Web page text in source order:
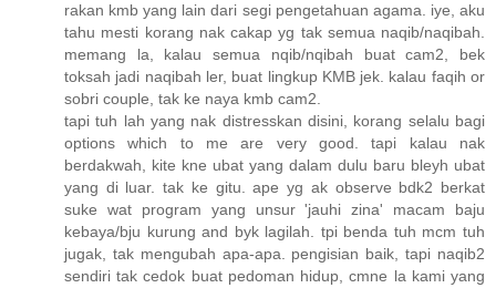
rakan kmb yang lain dari segi pengetahuan agama. iye, aku
tahu mesti korang nak cakap yg tak semua naqib/naqibah.
memang la, kalau semua nqib/nqibah buat cam2, bek
toksah jadi naqibah ler, buat lingkup KMB jek. kalau faqih or
sobri couple, tak ke naya kmb cam2.
tapi tuh lah yang nak distresskan disini, korang selalu bagi
options which to me are very good. tapi kalau nak
berdakwah, kite kne ubat yang dalam dulu baru bleyh ubat
yang di luar. tak ke gitu. ape yg ak observe bdk2 berkat
suke wat program yang unsur 'jauhi zina' macam baju
kebaya/bju kurung and byk lagilah. tpi benda tuh mcm tuh
jugak, tak mengubah apa-apa. pengisian baik, tapi naqib2
sendiri tak cedok buat pedoman hidup, cmne la kami yang